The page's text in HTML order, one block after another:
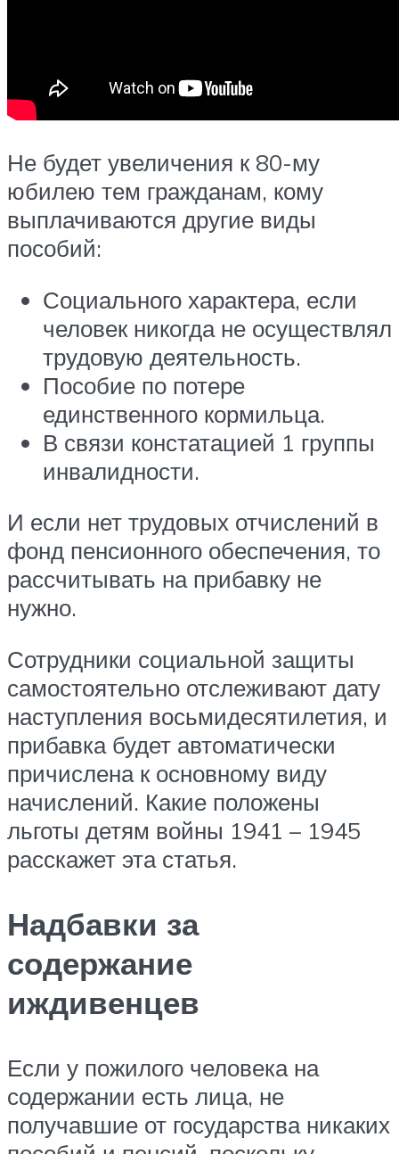
Не будет увеличения к 80-му
юбилею тем гражданам, кому
выплачиваются другие виды
пособий:
Социального характера, если
человек никогда не осуществлял
трудовую деятельность.
Пособие по потере
единственного кормильца.
В связи констатацией 1 группы
инвалидности.
И если нет трудовых отчислений в
фонд пенсионного обеспечения, то
рассчитывать на прибавку не
нужно.
Сотрудники социальной защиты
самостоятельно отслеживают дату
наступления восьмидесятилетия, и
прибавка будет автоматически
причислена к основному виду
начислений. Какие положены
льготы детям войны 1941 – 1945
расскажет эта статья.
Надбавки за
содержание
иждивенцев
Если у пожилого человека на
содержании есть лица, не
получавшие от государства никаких